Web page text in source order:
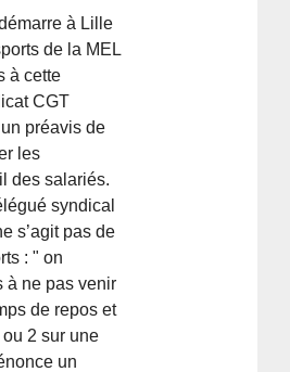
à Lille
de la MEL
à cette
CGT
préavis de
les
des salariés.
syndical
s’agit pas de
: " on
à ne pas venir
de repos et
2 sur une
un